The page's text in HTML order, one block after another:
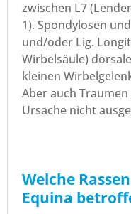
zwischen L7
1). Spondylosen
und/oder Lig.
Wirbelsäule)
kleinen
Aber auch
Ursache nicht
Welche
Equina